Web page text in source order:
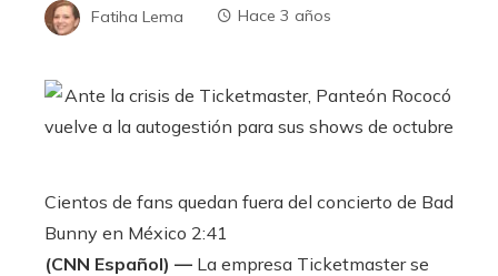
Fatiha Lema Hace 3 años
Cientos de fans quedan fuera del concierto de Bad
Bunny en México 2:41
(CNN Español) — La empresa Ticketmaster se